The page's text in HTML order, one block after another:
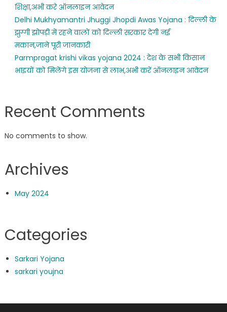
शिक्षा,अभी करे ऑनलाइन आवेदन
Delhi Mukhyamantri Jhuggi Jhopdi Awas Yojana : दिल्ली के
झुग्गी झोपड़ी में रहने वालों को दिल्ली सरकार देगी नई
मकान,जाने पूरी जानकारी
Parmpragat krishi vikas yojana 2024 : देश के सभी किसान
भाइयों को मिलेंगे इस योजना से लाभ,अभी करें ऑनलाइन आवेदन
Recent Comments
No comments to show.
Archives
May 2024
Categories
Sarkari Yojana
sarkari youjna